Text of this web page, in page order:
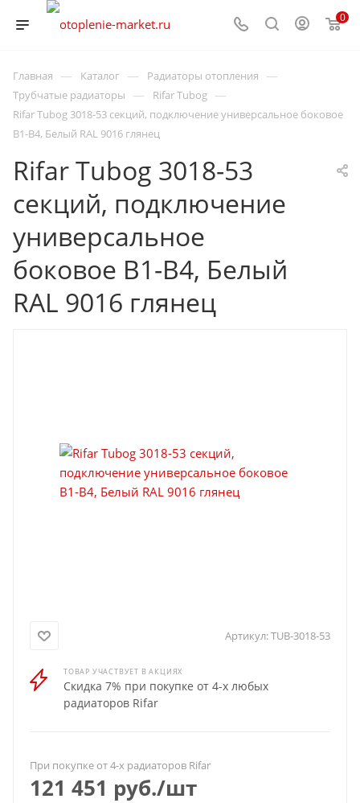
0
Главная — Каталог — Радиаторы отопления —
Трубчатые радиаторы — Rifar Tubog —
Rifar Tubog 3018-53 секций, подключение универсальное боковое
B1-B4, Белый RAL 9016 глянец
Rifar Tubog 3018-53
секций, подключение
универсальное
боковое B1-B4, Белый
RAL 9016 глянец
Артикул:TUB-3018-53
ТОВАР УЧАСТВУЕТ В АКЦИЯХ
Скидка 7% при покупке от 4-х любых
радиаторов Rifar
При покупке от 4-х радиаторов Rifar
121 451 руб./шт